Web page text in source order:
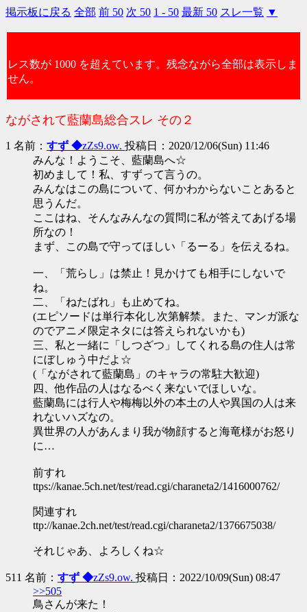
掲示板に戻る 全部 前 50 次 50 1 - 50 最新 50 スレ一覧 ▼
レス数が 1000 を超えています。残念ながら全部は表示しま
せん。
ながされて藍蘭島総合スレ その２
1 名前： すず ◆zZs9.ow. 投稿日：2020/12/06(Sun) 11:46
みんな！ようこそ、藍蘭島へ☆
初めまして！私、すずって言うの。
みんなはこの島について、何かわからないことあると
思うんだ。
ここはね、そんなみんなの質問に私が答えてあげる場
所なの！
まず、この島で守ってほしい「るーる」を伝えるね。
一、「荒らし」は禁止！見かけても相手にしないで
ね。
二、「ねたばれ」も止めてね。
(エピソードは単行本化し次第解禁。また、マンガ派な
のでアニメ限定ネタには答えられないかも)
三、私と一緒に「しつざつ」してくれる島の住人は常
にぼしゅう中だよ☆
(「ながされて藍蘭島」のキャラの常駐大歓迎)
四、他作品の人はなるべく来ないでほしいな。
藍蘭島には行人や梅梅以外の本土の人や異国の人は来
れないハズなの。
異世界の人があんまり我が物顔すると海竜様がお怒り
に…
前すれ
ttps://kanae.5ch.net/test/read.cgi/charaneta2/1416000762/
関連すれ
ttp://kanae.2ch.net/test/read.cgi/charaneta2/1376675038/
それじゃあ、よろしくね☆
511 名前： すず ◆zZs9.ow. 投稿日：2022/10/09(Sun) 08:47
>>505
鳥さんが来た！